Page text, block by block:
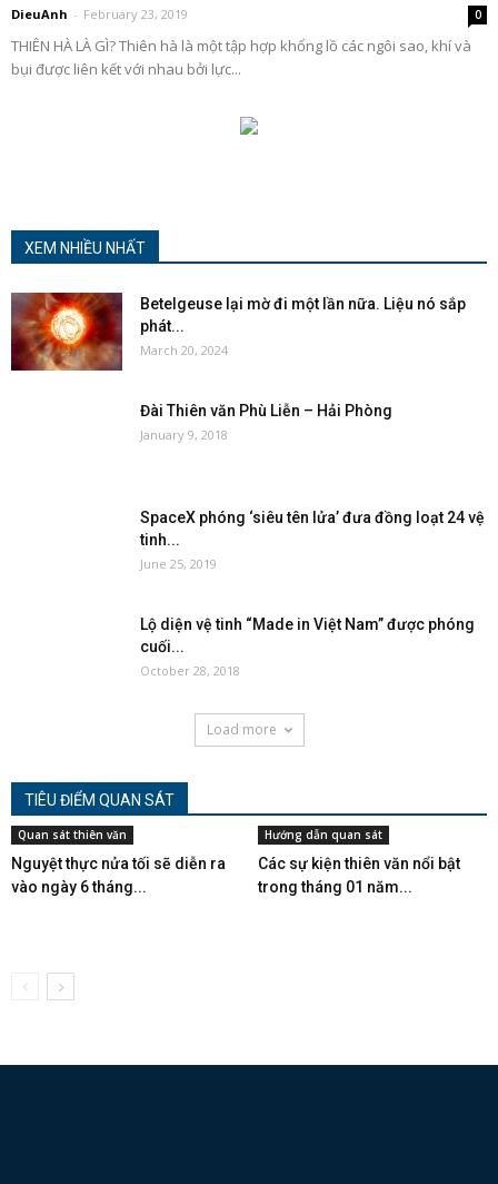
DieuAnh - February 23, 2019 0
THIÊN HÀ LÀ GÌ? Thiên hà là một tập hợp khổng lồ các ngôi sao, khí và
bụi được liên kết với nhau bởi lực...
XEM NHIỀU NHẤT
Betelgeuse lại mờ đi một lần nữa. Liệu nó sắp
phát...
March 20, 2024
Đài Thiên văn Phù Liễn – Hải Phòng
January 9, 2018
SpaceX phóng ‘siêu tên lửa’ đưa đồng loạt 24 vệ
tinh...
June 25, 2019
Lộ diện vệ tinh “Made in Việt Nam” được phóng
cuối...
October 28, 2018
Load more
TIÊU ĐIỂM QUAN SÁT
Quan sát thiên văn
Nguyệt thực nửa tối sẽ diễn ra
vào ngày 6 tháng...
Hướng dẫn quan sát
Các sự kiện thiên văn nổi bật
trong tháng 01 năm...